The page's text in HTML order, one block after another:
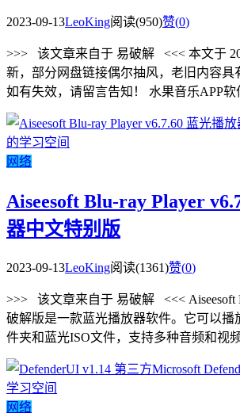
2023-09-13LeoKing阅读(950)赞(0)
>>> 该文章来自于 易破解 <<< 本文于
新，部分网盘链接偶尔抽风，老旧内容具
如有失效，请留言告知！ 水果音乐APP软
网络
Aiseesoft Blu-ray Player
器中文特别版
2023-09-13LeoKing阅读(1361)赞(0)
>>> 该文章来自于 易破解 <<< Aiseesoft
破解版是一款蓝光播放器软件。它可以播
件夹和蓝光ISO文件，支持多种音频和视
网络